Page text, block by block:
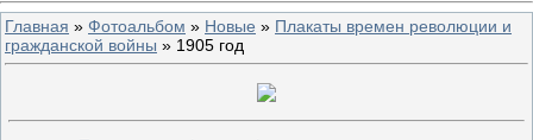
Главная » Фотоальбом » Новые » Плакаты времен революции и
гражданской войны » 1905 год